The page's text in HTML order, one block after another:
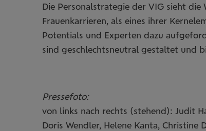
Die Personalstrategie der VIG sieht
Frauenkarrieren, als eines ihrer
Potentials und Experten dazu
sind geschlechtsneutral gestaltet und
Pressefoto:
von links nach rechts (stehend): Judit
Doris Wendler, Helene Kanta, Christine